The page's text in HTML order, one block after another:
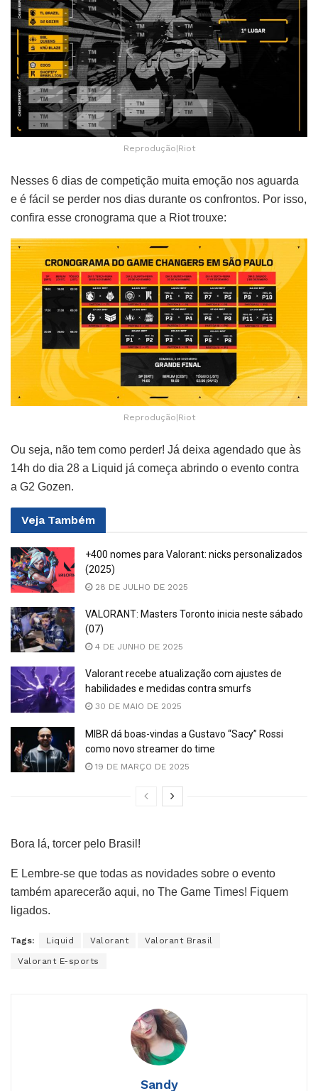
Reprodução|Riot
Nesses 6 dias de competição muita emoção nos aguarda
e é fácil se perder nos dias durante os confrontos. Por isso,
confira esse cronograma que a Riot trouxe:
Reprodução|Riot
Ou seja, não tem como perder! Já deixa agendado que às
14h do dia 28 a Liquid já começa abrindo o evento contra
a G2 Gozen.
Veja Também
+400 nomes para Valorant: nicks personalizados
(2025)
28 DE JULHO DE 2025
VALORANT: Masters Toronto inicia neste sábado
(07)
4 DE JUNHO DE 2025
Valorant recebe atualização com ajustes de
habilidades e medidas contra smurfs
30 DE MAIO DE 2025
MIBR dá boas-vindas a Gustavo “Sacy” Rossi
como novo streamer do time
19 DE MARÇO DE 2025
Bora lá, torcer pelo Brasil!
E Lembre-se que todas as novidades sobre o evento
também aparecerão aqui, no The Game Times! Fiquem
ligados.
Tags: Liquid Valorant Valorant Brasil
Valorant E-sports
Sandy